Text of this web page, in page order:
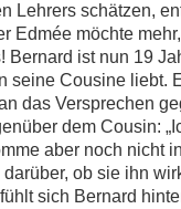
Lehrers schätzen,
Edmée möchte
ist nun 19
seine Cousine liebt.
das Versprechen
dem Cousin:
aber noch nicht
ob sie ihn
sich Bernard